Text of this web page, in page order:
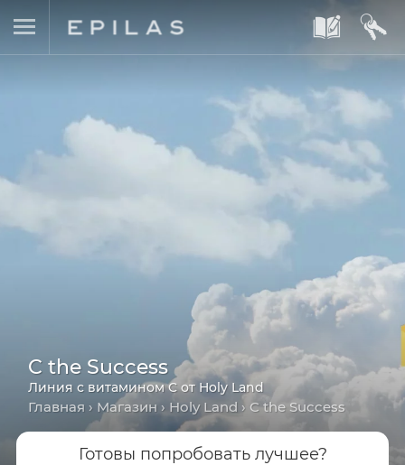
A B
C the Success
Линия с витамином C от Holy Land
Главная › Магазин › Holy Land › C the Success
Готовы попробовать лучшее?